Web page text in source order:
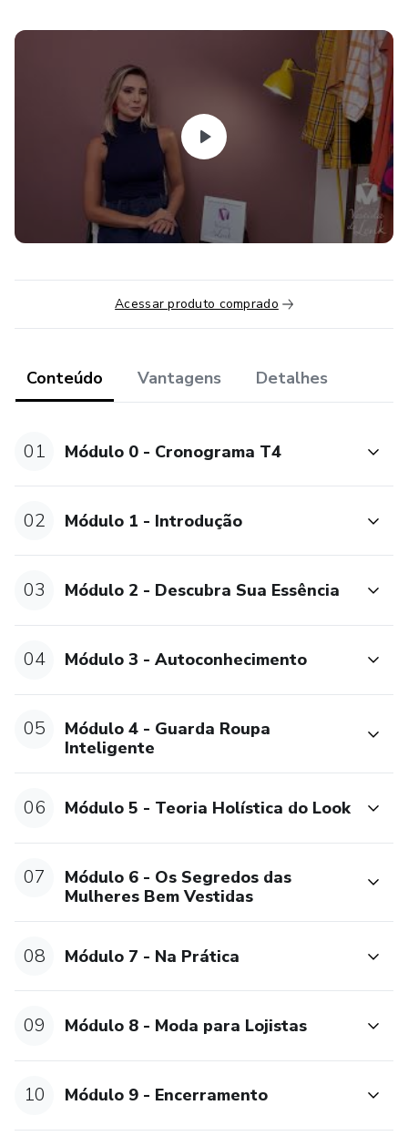
Acessar produto comprado
Conteúdo Vantagens Detalhes
01 Módulo 0 - Cronograma T4
02 Módulo 1 - Introdução
03 Módulo 2 - Descubra Sua Essência
04 Módulo 3 - Autoconhecimento
05
Módulo 4 - Guarda Roupa
Inteligente
06 Módulo 5 - Teoria Holística do Look
07
Módulo 6 - Os Segredos das
Mulheres Bem Vestidas
08 Módulo 7 - Na Prática
09 Módulo 8 - Moda para Lojistas
10 Módulo 9 - Encerramento